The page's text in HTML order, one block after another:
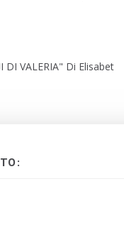
VALERIA" Di Elisabet